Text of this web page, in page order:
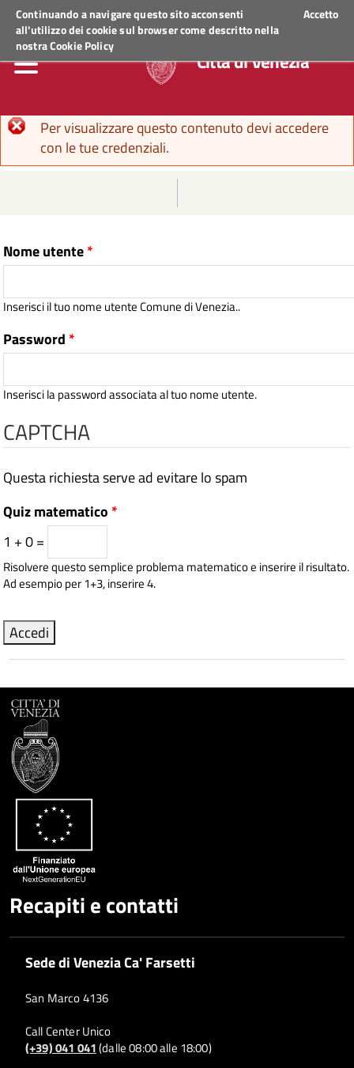
Continuando a navigare questo sito acconsenti
all'utilizzo dei cookie sul browser come descritto nella
nostraCookie Policy
Accetto
Regione Veneto ACCEDI AI SERVIZI
Città di Venezia
Messaggio di errore
Per visualizzare questo contenuto devi accedere
con le tue credenziali.
Nome utente*
Inserisci il tuo nome utente Comune di Venezia..
Password *
Inserisci la password associata al tuo nome utente.
CAPTCHA
Questa richiesta serve ad evitare lo spam
Quiz matematico *
1 + 0 =
Risolvere questo semplice problema matematico e inserire il risultato.
Ad esempio per 1+3, inserire 4.
Recapiti e contatti
Sede di Venezia Ca' Farsetti
San Marco 4136
Call Center Unico
(+39) 041 041(dalle 08:00 alle 18:00)